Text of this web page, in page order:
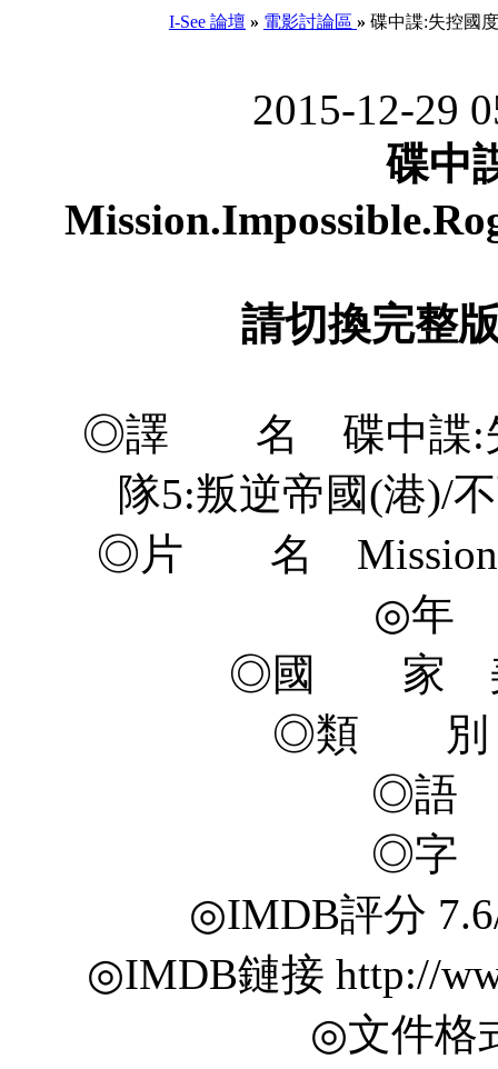
I-See 論壇 » 電影討論區 » 碟中諜:失控國度
2015-12-29
碟中
請切換完整
◎譯 名 碟中諜:失
隊5:叛逆帝國(港)/
◎片 名 Mission:
◎年
◎國 家 美
◎類 別
◎語
◎字
◎IMDB評分
◎IMDB鏈接 http://
◎文件格